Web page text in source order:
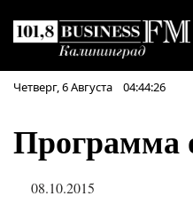
Четверг,6Августа 04:44:26
Программа
08.10.2015